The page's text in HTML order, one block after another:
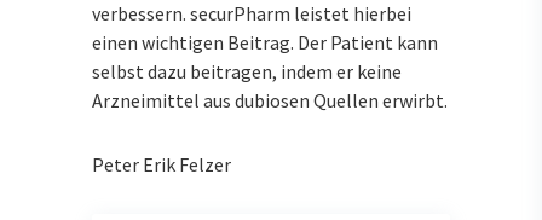
verbessern. securPharm leistet hierbei
einen wichtigen Beitrag. Der Patient kann
selbst dazu beitragen, indem er keine
Arzneimittel aus dubiosen Quellen erwirbt.
Peter Erik Felzer